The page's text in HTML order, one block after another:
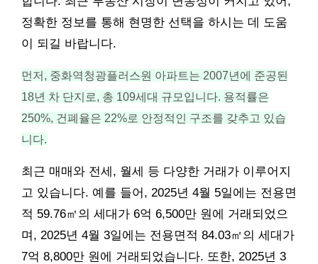
정확한 정보를 통해 현명한 선택을 하시는 데 도움
이 되길 바랍니다.
먼저, 중화역청광플러스원 아파트는 2007년에 준공된
18년 차 단지로, 총 109세대 규모입니다. 용적률은
250%, 건폐율은 22%로 안정적인 구조를 갖추고 있습
니다.
최근 매매와 전세, 월세 등 다양한 거래가 이루어지
고 있습니다. 예를 들어, 2025년 4월 5일에는 전용면
적 59.76㎡의 세대가 6억 6,500만 원에 거래되었으
며, 2025년 4월 3일에는 전용면적 84.03㎡의 세대가
7억 8,800만 원에 거래되었습니다. 또한, 2025년 3